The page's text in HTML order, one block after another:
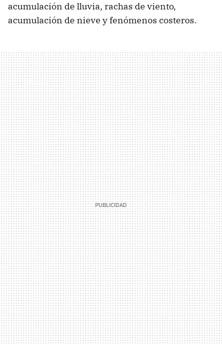
acumulación de lluvia, rachas de viento,
acumulación de nieve y fenómenos costeros.